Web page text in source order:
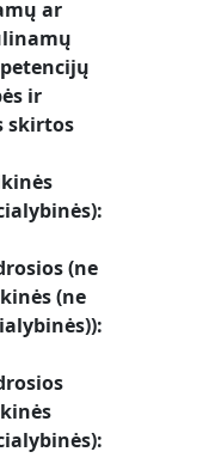
ar
ir
skirtos
(ne
(ne